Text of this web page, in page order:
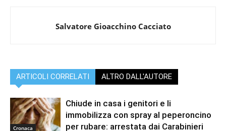
Salvatore Gioacchino Cacciato
ARTICOLI CORRELATI ALTRO DALL'AUTORE
Cronaca
Chiude in casa i genitori e li
immobilizza con spray al peperoncino
per rubare: arrestata dai Carabinieri